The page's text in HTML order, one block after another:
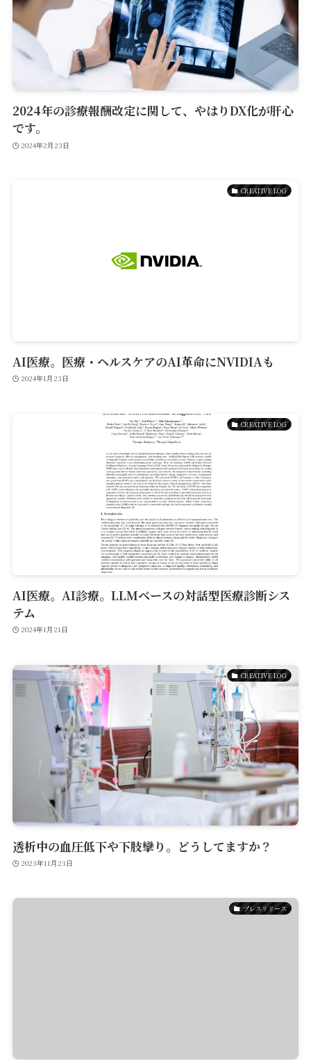
Service
2024年の診療報酬改定に関して、やはりDX化が肝心
です。
2024年2月23日
CREATIVE LOG
AI医療。医療・ヘルスケアのAI革命にNVIDIAも
2024年1月23日
CREATIVE LOG
AI医療。AI診療。LLMベースの対話型医療診断シス
テム
2024年1月21日
CREATIVE LOG
透析中の血圧低下や下肢攣り。どうしてますか？
2023年11月23日
プレスリリース